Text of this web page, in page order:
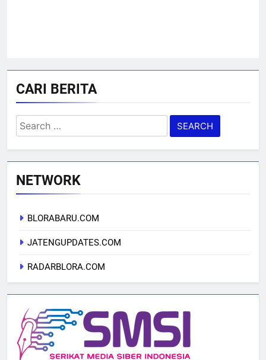
CARI BERITA
Search
for:
NETWORK
BLORABARU.COM
JATENGUPDATES.COM
RADARBLORA.COM